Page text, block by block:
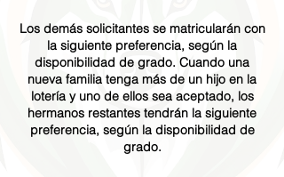
Los demás solicitantes se matricularán con
la siguiente preferencia, según la
disponibilidad de grado. Cuando una
nueva familia tenga más de un hijo en la
lotería y uno de ellos sea aceptado, los
hermanos restantes tendrán la siguiente
preferencia, según la disponibilidad de
grado.